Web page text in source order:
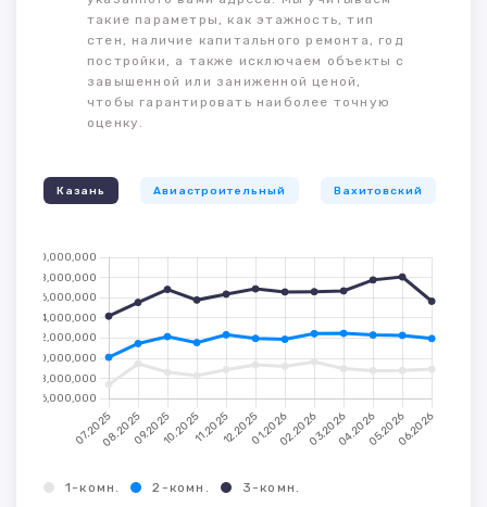
такие параметры, как этажность, тип
стен, наличие капитального ремонта, год
постройки, а также исключаем объекты с
завышенной или заниженной ценой,
чтобы гарантировать наиболее точную
оценку.
Казань Авиастроительный Вахитовский
1-комн. 2-комн. 3-комн.